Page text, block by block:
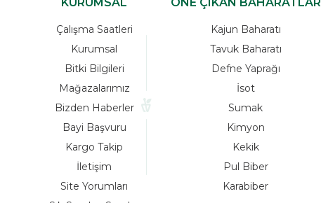
Çalışma Saatleri
Kurumsal
Bitki Bilgileri
Mağazalarımız
Bizden Haberler
Bayi Başvuru
Kargo Takip
İletişim
Site Yorumları
Kajun Baharatı
Tavuk Baharatı
Defne Yaprağı
İsot
Sumak
Kimyon
Kekik
Pul Biber
Karabiber